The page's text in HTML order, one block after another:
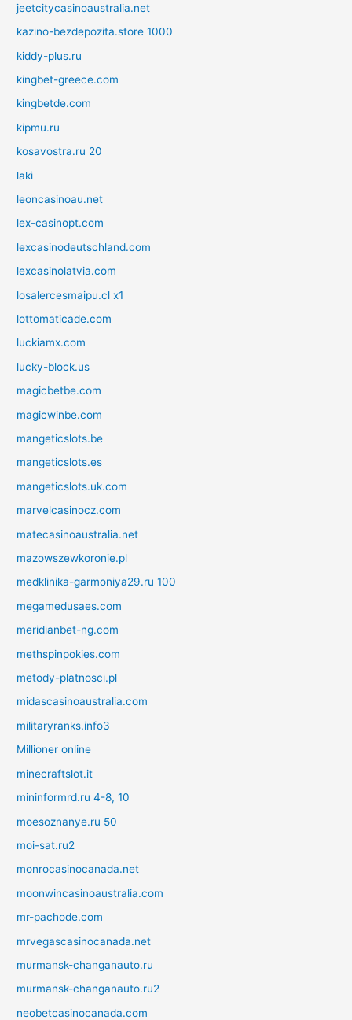
jeetcitycasinoaustralia.net
kazino-bezdepozita.store 1000
kiddy-plus.ru
kingbet-greece.com
kingbetde.com
kipmu.ru
kosavostra.ru 20
laki
leoncasinoau.net
lex-casinopt.com
lexcasinodeutschland.com
lexcasinolatvia.com
losalercesmaipu.cl x1
lottomaticade.com
luckiamx.com
lucky-block.us
magicbetbe.com
magicwinbe.com
mangeticslots.be
mangeticslots.es
mangeticslots.uk.com
marvelcasinocz.com
matecasinoaustralia.net
mazowszewkoronie.pl
medklinika-garmoniya29.ru 100
megamedusaes.com
meridianbet-ng.com
methspinpokies.com
metody-platnosci.pl
midascasinoaustralia.com
militaryranks.info3
Millioner online
minecraftslot.it
mininformrd.ru 4-8, 10
moesoznanye.ru 50
moi-sat.ru2
monrocasinocanada.net
moonwincasinoaustralia.com
mr-pachode.com
mrvegascasinocanada.net
murmansk-changanauto.ru
murmansk-changanauto.ru2
neobetcasinocanada.com